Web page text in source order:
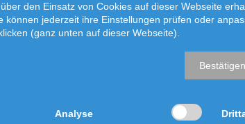
weg, entsorgen Sie diese bitte gut
Dort werden die Bäume
gewährleistet werden.
den Einsatz von Cookies auf dieser Webseite
können jederzeit ihre Einstellungen prüfen oder
(ganz unten auf dieser Webseite).
Bestätigen
Analyse